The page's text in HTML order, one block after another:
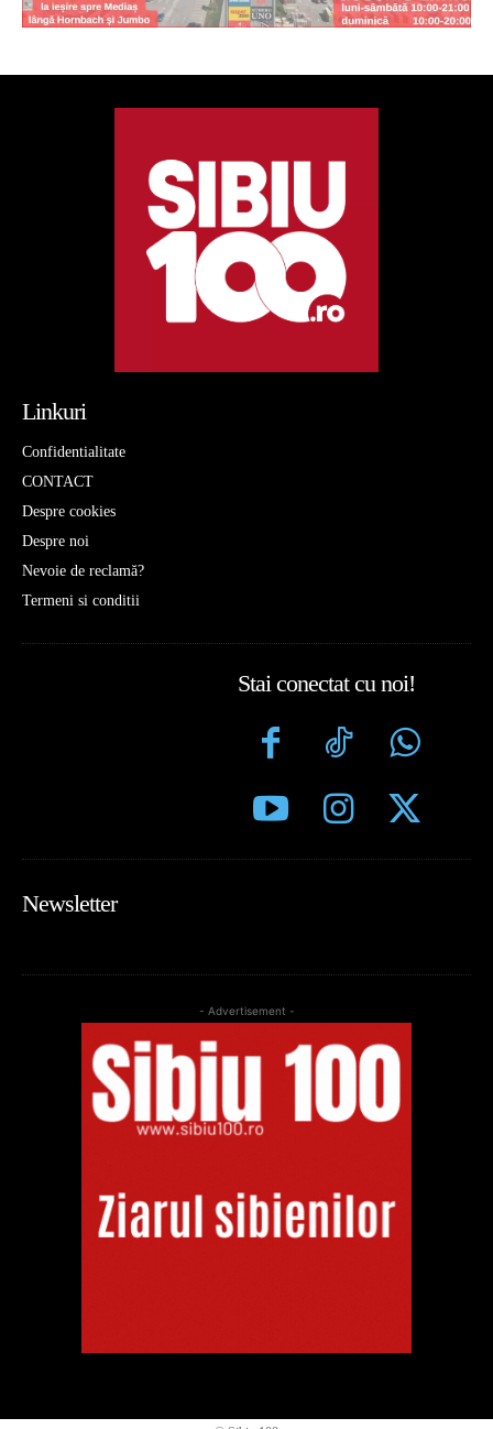
Linkuri
Confidentialitate
CONTACT
Despre cookies
Despre noi
Nevoie de reclamă?
Termeni si conditii
Stai conectat cu noi!
Newsletter
- Advertisement -